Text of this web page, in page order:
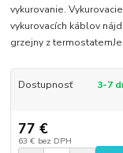
vykurovanie.
vykurovacích káblov
grzejny z
Dostupnosť 3-7
77 €
63 € bez DPH